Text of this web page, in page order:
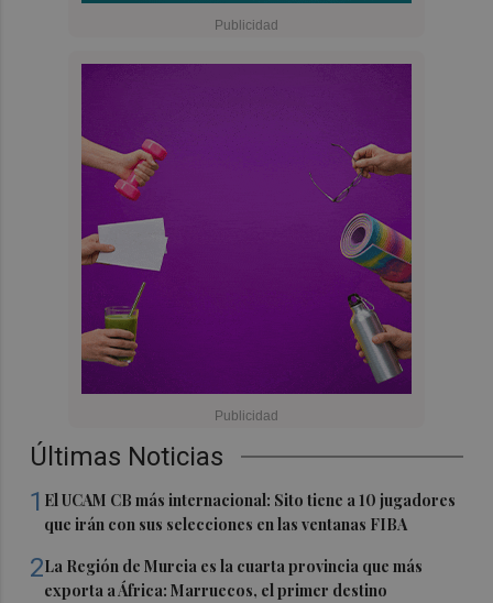
Últimas Noticias
1 El UCAM CB más internacional: Sito tiene a 10 jugadores
que irán con sus selecciones en las ventanas FIBA
2La Región de Murcia es la cuarta provincia que más
exporta a África: Marruecos, el primer destino